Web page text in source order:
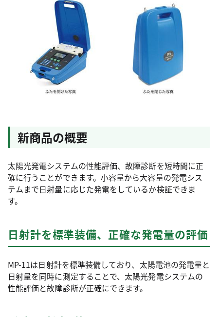
新商品の概要
太陽光発電システムの性能評価、故障診断を短時間に正
確に行うことができます。小容量から大容量の発電シス
テムまで日射量に応じた発電をしているか検証できま
す。
日射計を標準装備、正確な発電量の評価
MP-11は日射計を標準装備しており、太陽電池の発電量と
日射量を同時に測定することで、太陽光発電システムの
性能評価と故障診断が正確にできます。